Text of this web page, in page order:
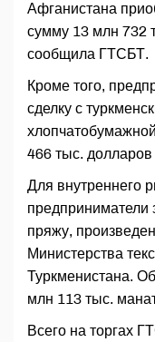
Афганистана
сумму 13 млн 732
сообщила ГТСБТ.
Кроме того,
сделку с
466 тыс.
Для внутреннего
предприниматели
пряжу,
Министерства
Туркменистана.
млн 113 тыс.
Всего на торгах